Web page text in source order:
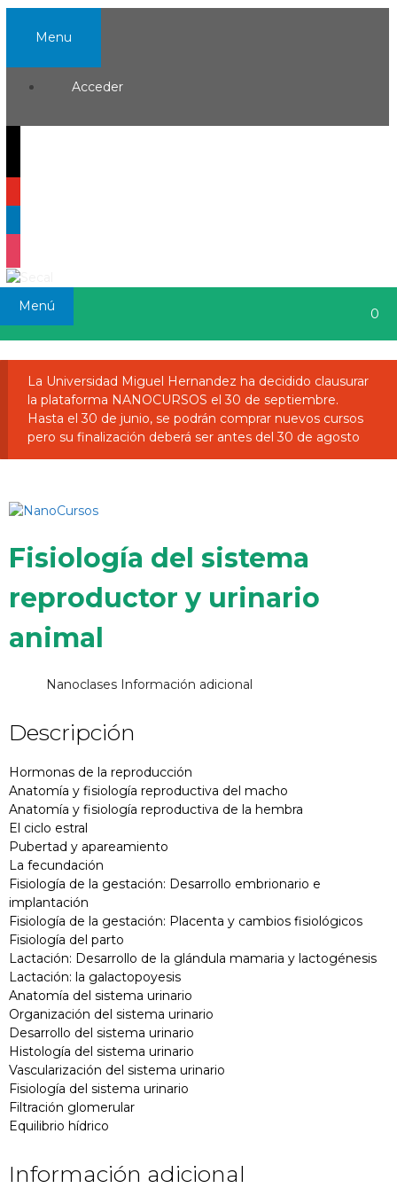
Menu
Acceder
0
Menú
La Universidad Miguel Hernandez ha decidido clausurar
la plataforma NANOCURSOS el 30 de septiembre.
Hasta el 30 de junio, se podrán comprar nuevos cursos
pero su finalización deberá ser antes del 30 de agosto
Fisiología del sistema
reproductor y urinario
animal
Nanoclases Información adicional
Descripción
Hormonas de la reproducción
Anatomía y fisiología reproductiva del macho
Anatomía y fisiología reproductiva de la hembra
El ciclo estral
Pubertad y apareamiento
La fecundación
Fisiología de la gestación: Desarrollo embrionario e
implantación
Fisiología de la gestación: Placenta y cambios fisiológicos
Fisiología del parto
Lactación: Desarrollo de la glándula mamaria y lactogénesis
Lactación: la galactopoyesis
Anatomía del sistema urinario
Organización del sistema urinario
Desarrollo del sistema urinario
Histología del sistema urinario
Vascularización del sistema urinario
Fisiología del sistema urinario
Filtración glomerular
Equilibrio hídrico
Información adicional